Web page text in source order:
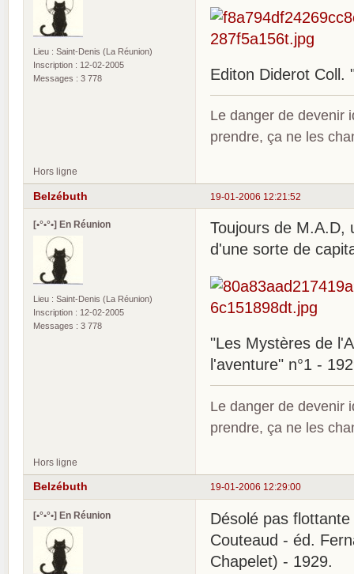
Lieu : Saint-Denis (La Réunion)
Inscription : 12-02-2005
Messages : 3 778
Editon Diderot Coll.
Le danger de devenir
prendre, ça ne les
Hors ligne
19-01-2006 12:21:52
Belzébuth
[•°•°•] En Réunion
Lieu : Saint-Denis (La Réunion)
Inscription : 12-02-2005
Messages : 3 778
Toujours de M.A.D,
d'une sorte de
"Les Mystères de
l'aventure" n°1 -
Le danger de devenir
prendre, ça ne les
Hors ligne
19-01-2006 12:29:00
Belzébuth
[•°•°•] En Réunion
Désolé pas
Couteaud - éd.
Chapelet) - 1929.